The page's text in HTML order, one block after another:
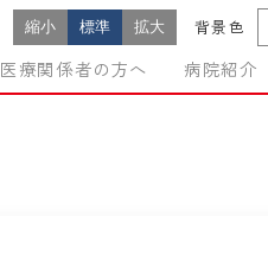
縮小 標準 拡大 背景色
医療関係者の方へ 病院紹介